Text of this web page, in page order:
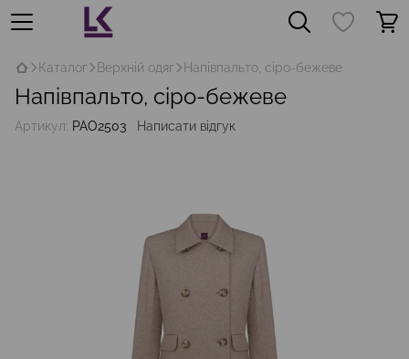
Каталог Верхній одяг Напівпальто, сіро-бежеве
Напівпальто, сіро-бежеве
Артикул: PAO2503 Написати відгук